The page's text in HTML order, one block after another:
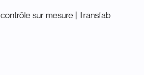
contrôle sur mesure | Transfab